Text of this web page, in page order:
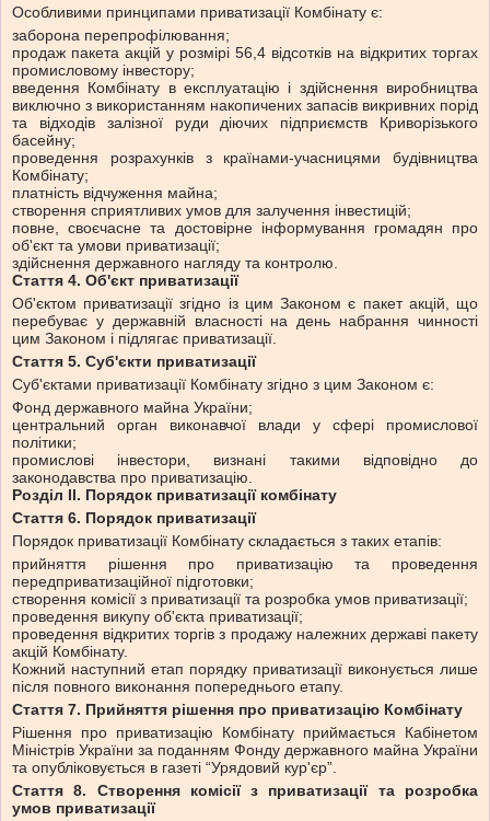
Особливими принципами приватизації Комбінату є:
заборона перепрофілювання;
продаж пакета акцій у розмірі 56,4 відсотків на відкритих торгах
промисловому інвестору;
введення Комбінату в експлуатацію і здійснення виробництва
виключно з використанням накопичених запасів викривних порід
та відходів залізної руди діючих підприємств Криворізького
басейну;
проведення розрахунків з країнами-учасницями будівництва
Комбінату;
платність відчуження майна;
створення сприятливих умов для залучення інвестицій;
повне, своєчасне та достовірне інформування громадян про
об'єкт та умови приватизації;
здійснення державного нагляду та контролю.
Стаття 4. Об'єкт приватизації
Об'єктом приватизації згідно із цим Законом є пакет акцій, що
перебуває у державній власності на день набрання чинності
цим Законом і підлягає приватизації.
Стаття 5. Суб'єкти приватизації
Суб'єктами приватизації Комбінату згідно з цим Законом є:
Фонд державного майна України;
центральний орган виконавчої влади у сфері промислової
політики;
промислові інвестори, визнані такими відповідно до
законодавства про приватизацію.
Розділ II. Порядок приватизації комбінату
Стаття 6. Порядок приватизації
Порядок приватизації Комбінату складається з таких етапів:
прийняття рішення про приватизацію та проведення
передприватизаційної підготовки;
створення комісії з приватизації та розробка умов приватизації;
проведення викупу об'єкта приватизації;
проведення відкритих торгів з продажу належних державі пакету
акцій Комбінату.
Кожний наступний етап порядку приватизації виконується лише
після повного виконання попереднього етапу.
Стаття 7. Прийняття рішення про приватизацію Комбінату
Рішення про приватизацію Комбінату приймається Кабінетом
Міністрів України за поданням Фонду державного майна України
та опубліковується в газеті “Урядовий кур'єр”.
Стаття 8. Створення комісії з приватизації та розробка
умов приватизації